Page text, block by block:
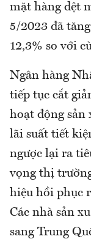
mặt hàng dệt
5/2023 đã
12,3% so với
Ngân hàng
tiếp tục cắt
hoạt động sản
lãi suất tiết
ngược lại ra
vọng thị
hiệu hồi phục
Các nhà sản
sang Trung